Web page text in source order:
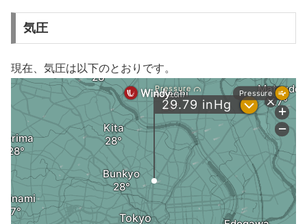
気圧
現在、気圧は以下のとおりです。